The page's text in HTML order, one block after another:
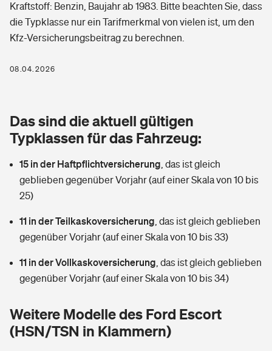
Arbeitsrechtsschutz
Berufshaftpflichtversicherung
Zur Übersicht
Tools
Wer versichert was: Jetzt Versicherer finden
Sie haben Fragen?
Elementarversicherung
Glasversicherung
Mietkautionsversicherung
Restkreditversicherung
Hochwasser-Check: Wie gefährdet ist Ihr Haus?
Pri­vate Haft­pflicht­
Kinderunfall­ver­si­che­rung
Kinderinvalidität
Hundehalter-Haftpflicht
Private Cyberversicherung
Gesundheit
Private Krankenversicherung
Dread-Disease-Versicherung
Tierkrankenversicherung
Zur Übersicht
Tools
Wer versichert was: Jetzt Versicherer finden
Sie haben Fragen?
Rentenrechner: Wie viel Geld bekomme ich im Alter?
Kraftstoff: Benzin, Baujahr ab 1983. Bitte beachten Sie, dass
die Typklasse nur ein Tarifmerkmal von vielen ist, um den
Kfz-Versicherungsbeitrag zu berechnen.
08.04.2026
Das sind die aktuell gültigen
Typklassen für das Fahrzeug:
15 in der Haftpflichtversicherung das ist gleich
geblieben gegenüber Vorjahr (auf einer Skala von 10 bis
25)
11 in der Teilkaskoversicherung das ist gleich geblieben
gegenüber Vorjahr (auf einer Skala von 10 bis 33)
11 in der Vollkaskoversicherung das ist gleich geblieben
gegenüber Vorjahr (auf einer Skala von 10 bis 34)
Weitere Modelle des Ford Escort
(HSN/TSN in Klammern)